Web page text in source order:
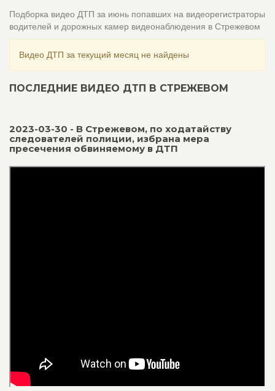
Подборка видео ДТП за июнь попавших на видеорегистраторы
водителей и дорожных камер видеонаблюдения в Стрежевом
Видео ДТП за текущий месяц не найдены
ПОСЛЕДНИЕ ВИДЕО ДТП В СТРЕЖЕВОМ
2023-03-30 - В Стрежевом, по ходатайству
следователей полиции, избрана мера
пресечения обвиняемому в ДТП